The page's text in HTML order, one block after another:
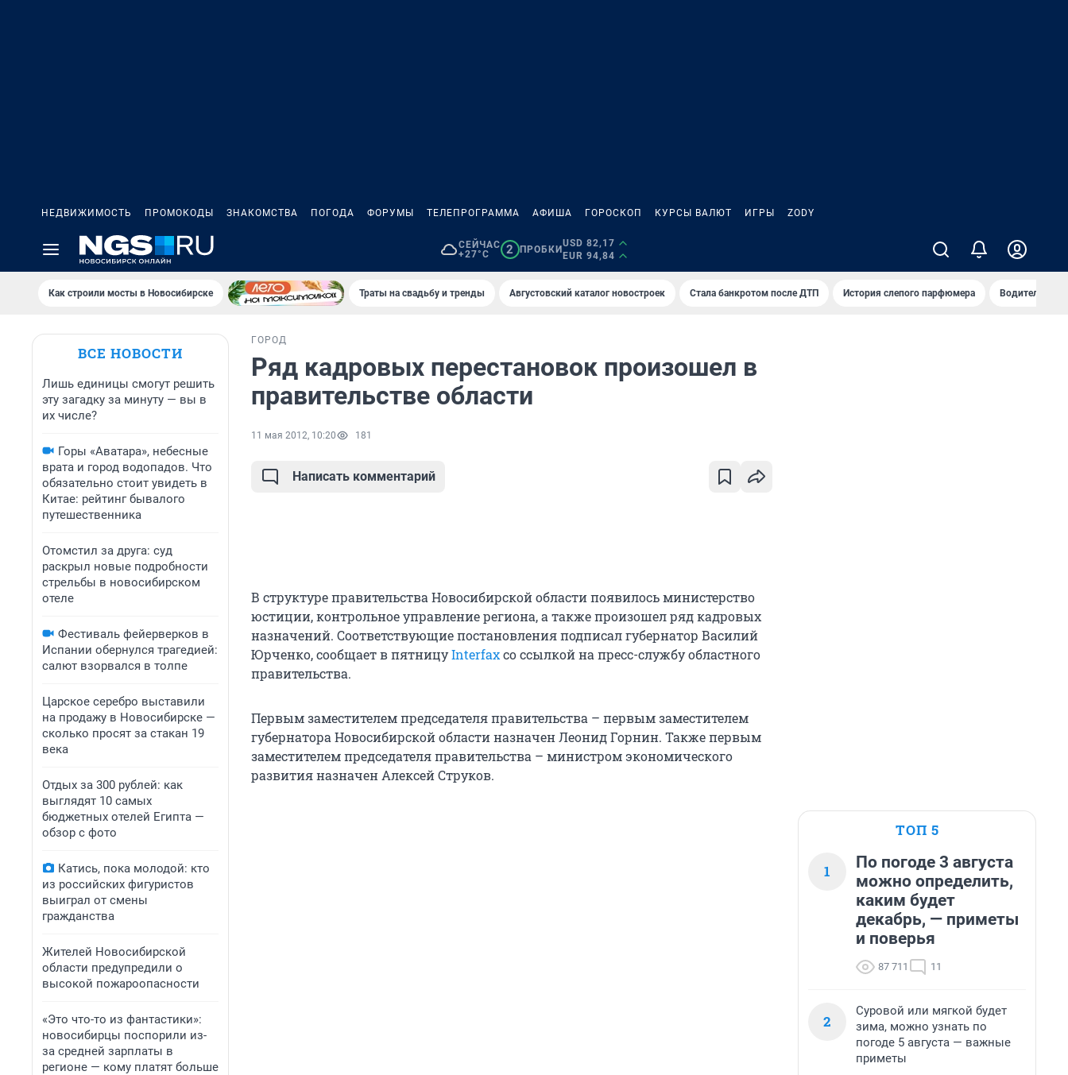
НЕДВИЖИМОСТЬ ПРОМОКОДЫ ЗНАКОМСТВА ПОГОДА ФОРУМЫ ТЕЛЕПРОГРАММА АФИША ГОРОСКОП КУРСЫ ВАЛЮТ ИГРЫ ZODY
СЕЙЧАС
+27°C
2 ПРОБКИ
USD 82,17
EUR 94,84
Как строили мосты в Новосибирске Траты на свадьбу и тренды Августовский каталог новостроек Стала банкротом после ДТП История слепого парфюмера Водители
ВСЕ НОВОСТИ
Лишь единицы смогут решить
эту загадку за минуту — вы в
их числе?
Горы «Аватара», небесные
врата и город водопадов. Что
обязательно стоит увидеть в
Китае: рейтинг бывалого
путешественника
Отомстил за друга: суд
раскрыл новые подробности
стрельбы в новосибирском
отеле
Фестиваль фейерверков в
Испании обернулся трагедией:
салют взорвался в толпе
Царское серебро выставили
на продажу в Новосибирске —
сколько просят за стакан 19
века
Отдых за 300 рублей: как
выглядят 10 самых
бюджетных отелей Египта —
обзор с фото
Катись, пока молодой: кто
из российских фигуристов
выиграл от смены
гражданства
Жителей Новосибирской
области предупредили о
высокой пожароопасности
«Это что-то из фантастики»:
новосибирцы поспорили из-
за средней зарплаты в
регионе — кому платят больше
ГОРОД
Ряд кадровых перестановок произошел в
правительстве области
11 мая 2012, 10:20 181
Написать комментарий
В структуре правительства Новосибирской области появилось министерство
юстиции, контрольное управление региона, а также произошел ряд кадровых
назначений. Соответствующие постановления подписал губернатор Василий
Юрченко, сообщает в пятницуInterfaxсо ссылкой на пресс-службу областного
правительства.
Первым заместителем председателя правительства – первым заместителем
губернатора Новосибирской области назначен Леонид Горнин. Также первым
заместителем председателя правительства – министром экономического
развития назначен Алексей Струков.
ТОП 5
1
По погоде 3 августа
можно определить,
каким будет
декабрь, — приметы
и поверья
87 711 11
2
Суровой или мягкой будет
зима, можно узнать по
погоде 5 августа — важные
приметы